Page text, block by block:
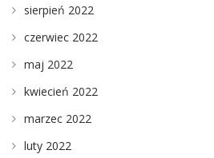
sierpień 2022
czerwiec 2022
maj 2022
kwiecień 2022
marzec 2022
luty 2022